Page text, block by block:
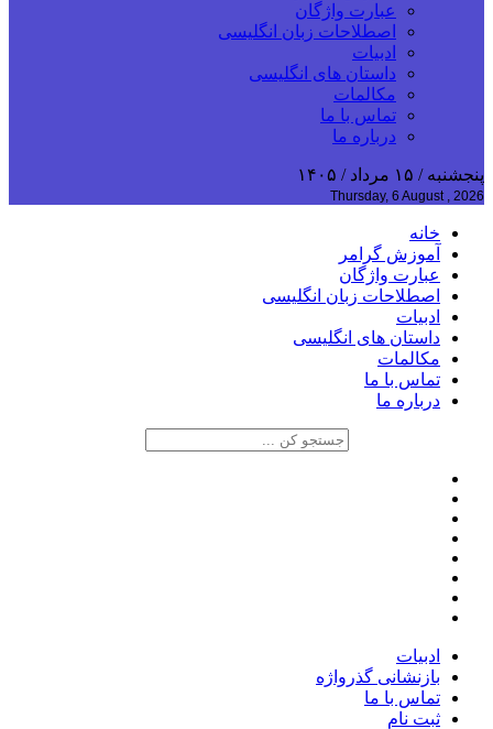
عبارت واژگان
اصطلاحات زبان انگلیسی
ادبیات
داستان های انگلیسی
مکالمات
تماس با ما
درباره ما
پنجشنبه / ۱۵ مرداد / ۱۴۰۵
Thursday, 6 August , 2026
خانه
آموزش گرامر
عبارت واژگان
اصطلاحات زبان انگلیسی
ادبیات
داستان های انگلیسی
مکالمات
تماس با ما
درباره ما
ادبیات
بازنشانی گذرواژه
تماس با ما
ثبت نام